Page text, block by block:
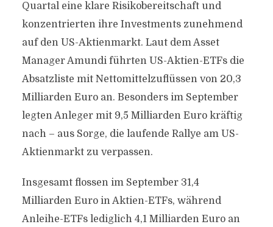
Quartal eine klare Risikobereitschaft und
konzentrierten ihre Investments zunehmend
auf den US-Aktienmarkt. Laut dem Asset
Manager Amundi führten US-Aktien-ETFs die
Absatzliste mit Nettomittelzuflüssen von 20,3
Milliarden Euro an. Besonders im September
legten Anleger mit 9,5 Milliarden Euro kräftig
nach – aus Sorge, die laufende Rallye am US-
Aktienmarkt zu verpassen.
Insgesamt flossen im September 31,4
Milliarden Euro in Aktien-ETFs, während
Anleihe-ETFs lediglich 4,1 Milliarden Euro an